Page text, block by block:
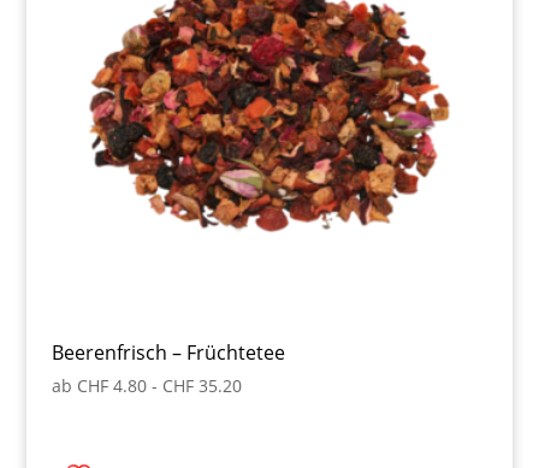
Beerenfrisch – Früchtetee
ab CHF4.80- CHF35.20